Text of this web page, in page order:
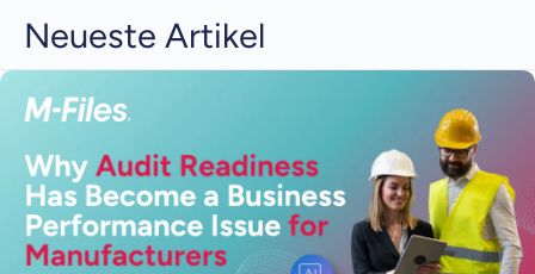
Neueste Artikel